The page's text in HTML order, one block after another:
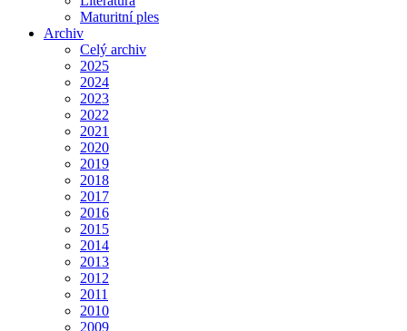
Maturitní ples
Archiv
Celý archiv
2025
2024
2023
2022
2021
2020
2019
2018
2017
2016
2015
2014
2013
2012
2011
2010
2009